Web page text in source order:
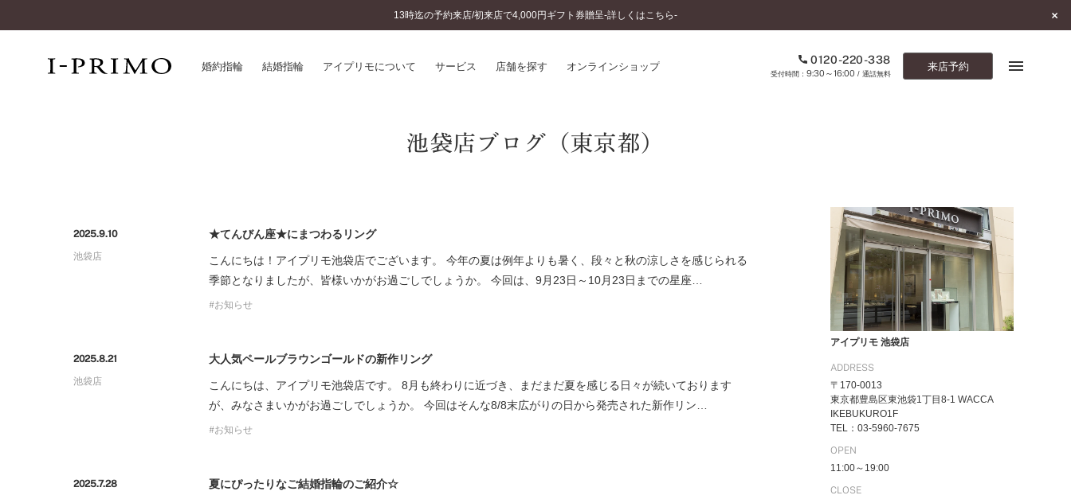
13時迄の予約来店/初来店で4,000円ギフト券贈呈-詳しくはこちら-
婚約指輪 結婚指輪 アイプリモについて サービス 店舗を探す オンラインショップ 0120-220-338
9:30～16:00/ 通話無料
来店予約
ダイヤモンドシェイプコレクション
アイプリモについて
一生涯のメンテナンス
プロミスダイヤモンド&バースストー
ン
ショップ
婚約指輪とは
お客様の声
SWEET STORIES
ご来店予約
予約専用ダイヤル
0120-220-338
（受付時間： 9:30～16:00 ・通話無料）
カタログ請求
お問い合わせ
FOLLOW US ON
池袋店ブログ（東京都）
2025.9.10
池袋店
★てんびん座★にまつわるリング
こんにちは！アイプリモ池袋店でございます。 今年の夏は例年よりも暑く、段々と秋の涼しさを感じられる
季節となりましたが、皆様いかがお過ごしでしょうか。 今回は、9月23日～10月23日までの星座…
お知らせ
2025.8.21
池袋店
大人気ペールブラウンゴールドの新作リング
こんにちは、アイプリモ池袋店です。 8月も終わりに近づき、まだまだ夏を感じる日々が続いております
が、みなさまいかがお過ごしでしょうか。 今回はそんな8/8末広がりの日から発売された新作リン…
お知らせ
2025.7.28
夏にぴったりなご結婚指輪のご紹介☆
アイプリモ 池袋店
ADDRESS
〒170-0013
東京都豊島区東池袋1丁目8-1 WACCA
IKEBUKURO1F
TEL：03-5960-7675
OPEN
11:00～19:00
CLOSE